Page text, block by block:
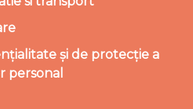
și de protecție a
personal